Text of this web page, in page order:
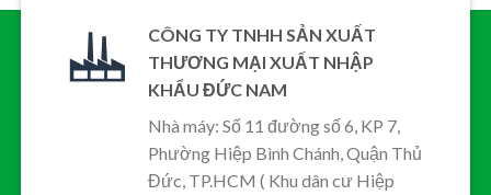
CÔNG TY TNHH SẢN XUẤT
THƯƠNG MẠI XUẤT NHẬP
KHẨU ĐỨC NAM
Nhà máy: Số 11 đường số 6, KP 7,
Phường Hiệp Bình Chánh, Quận Thủ
Đức, TP.HCM ( Khu dân cư Hiệp